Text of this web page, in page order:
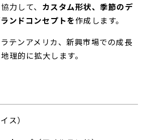
力して、 カスタム形状、季節のデ
ンドコンセプトを作成します。
テンアメリカ、新興市場での成長
理的に拡大します。
ス）